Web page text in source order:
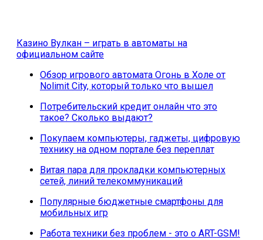
Казино Вулкан – играть в автоматы на
официальном сайте
Обзор игрового автомата Огонь в Холе от
Nolimit City, который только что вышел
Потребительский кредит онлайн что это
такое? Сколько выдают?
Покупаем компьютеры, гаджеты, цифровую
технику на одном портале без переплат
Витая пара для прокладки компьютерных
сетей, линий телекоммуникаций
Популярные бюджетные смартфоны для
мобильных игр
Работа техники без проблем - это о ART-GSM!